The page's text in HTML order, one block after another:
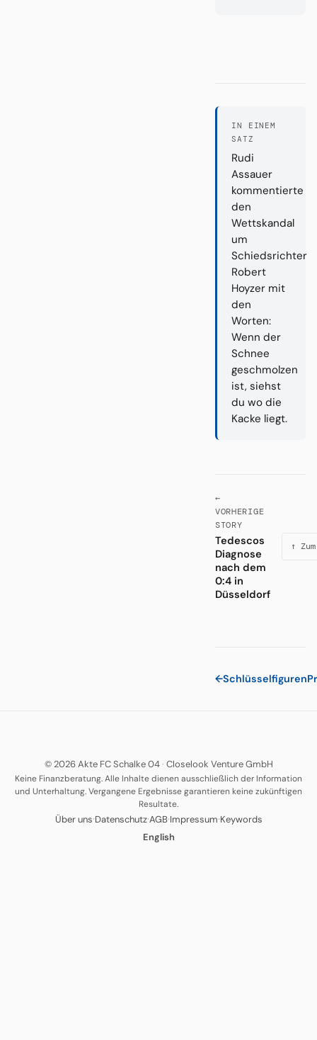
IN EINEM
SATZ
Rudi
Assauer
kommentierte
den
Wettskandal
um
Schiedsrichter
Robert
Hoyzer mit
den
Worten:
Wenn der
Schnee
geschmolzen
ist, siehst
du wo die
Kacke liegt.
←
VORHERIGE
STORY
Tedescos
Diagnose
nach dem
0:4 in
Düsseldorf
↑
←Schlüsselfiguren
© 2026 Akte FC Schalke 04· Closelook Venture GmbH
Keine Finanzberatung. Alle Inhalte dienen ausschließlich der Information
und Unterhaltung. Vergangene Ergebnisse garantieren keine zukünftigen
Resultate.
Über uns·Datenschutz·AGB·Impressum·Keywords
English